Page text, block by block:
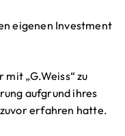
eigenen Investment
„G.Weiss“ zu
aufgrund ihres
erfahren hatte.